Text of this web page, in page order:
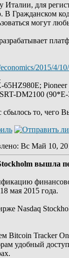
Италии, для
В Гражданском
могут
2015/4/
65HZ980E;
DM2100
то, чего
: Вс Май 10,
вышла
мая 2015 года.
Nasdaq
Bitcoin Tracker
удобный